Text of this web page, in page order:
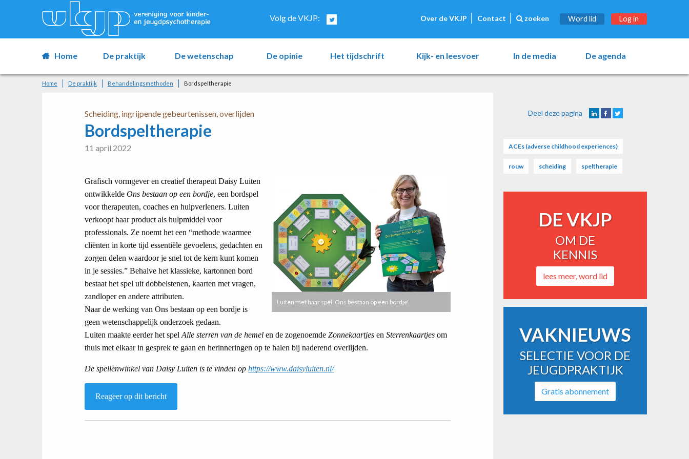
Over de VKJP Contact zoeken Word lid Log in
Volg de VKJP:
Home De praktijk De wetenschap De opinie Het tijdschrift Kijk- en leesvoer In de media De agenda
Home De praktijk Behandelingsmethoden Bordspeltherapie
Scheiding, ingrijpende gebeurtenissen, overlijden
Bordspeltherapie
11 april 2022
Luiten met haar spel 'Ons bestaan op een bordje'.
Grafisch vormgever en creatief therapeut Daisy Luiten
ontwikkeldeOns bestaan op een bordje, een bordspel
voor therapeuten, coaches en hulpverleners. Luiten
verkoopt haar product als hulpmiddel voor
professionals. Ze noemt het een “methode waarmee
cliënten in korte tijd essentiële gevoelens, gedachten en
zorgen delen waardoor je snel tot de kern kunt komen
in je sessies.” Behalve het klassieke, kartonnen bord
bestaat het spel uit dobbelstenen, kaarten met vragen,
zandloper en andere attributen.
Naar de werking van Ons bestaan op een bordje is
geen wetenschappelijk onderzoek gedaan.
Luiten maakte eerder het spelAlle sterren van de hemel en de zogenoemdeZonnekaartjes enSterrenkaartjes om
thuis met elkaar in gesprek te gaan en herinneringen op te halen bij naderend overlijden.
De spellenwinkel van Daisy Luiten is te vinden ophttps://www.daisyluiten.nl/
Reageer op dit bericht
Deel deze pagina
ACEs (adverse childhood experiences)
rouw scheiding speltherapie
DE VKJP
OM DE
KENNIS
lees meer, word lid
VAKNIEUWS
SELECTIE VOOR DE
JEUGDPRAKTIJK
Gratis abonnement